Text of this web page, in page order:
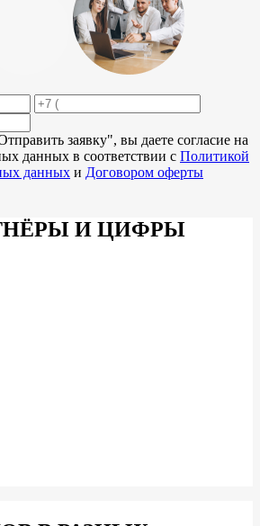
заявку", вы даете согласие на
данных в соответствии с Политикой
данных и Договором оферты
И ЦИФРЫ